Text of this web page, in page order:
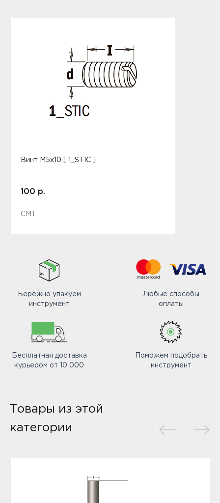
Винт M5x10 [ 1_STIC ]
100 р.
CMT
Бережно упакуем
инструмент
Любые способы
оплаты
Бесплатная доставка
курьером от 10 000
Поможем подобрать
инструмент
Товары из этой
категории